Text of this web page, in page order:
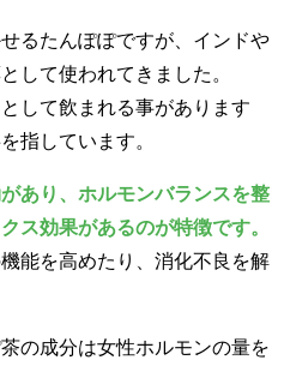
るたんぽぽですが、インドや
して使われてきました。
して飲まれる事があります
指しています。
あり、ホルモンバランスを整
ス効果があるのが特徴です。
能を高めたり、消化不良を解
の成分は女性ホルモンの量を